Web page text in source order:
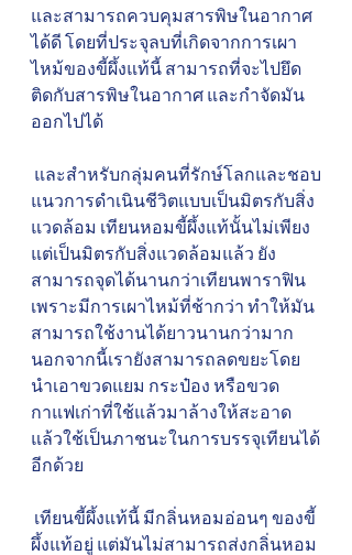
และสามารถควบคุมสารพิษในอากาศ
ได้ดี โดยที่ประจุลบที่เกิดจากการเผา
ไหม้ของขี้ผึ้งแท้นี้ สามารถที่จะไปยึด
ติดกับสารพิษในอากาศ และกำจัดมัน
ออกไปได้
แนวการดำเนินชีวิตแบบเป็นมิตรกับสิ่ง
แวดล้อม เทียนหอมขี้ผึ้งแท้นั้นไม่เพียง
แต่เป็นมิตรกับสิ่งแวดล้อมแล้ว ยัง
สามารถจุดได้นานกว่าเทียนพาราฟิน
เพราะมีการเผาไหม้ที่ช้ากว่า ทำให้มัน
สามารถใช้งานได้ยาวนานกว่ามาก
นอกจากนี้เรายังสามารถลดขยะโดย
นำเอาขวดแยม กระป๋อง หรือขวด
กาแฟเก่าที่ใช้แล้วมาล้างให้สะอาด
แล้วใช้เป็นภาชนะในการบรรจุเทียนได้
อีกด้วย
ผึ้งแท้อยู่ แต่มันไม่สามารถส่งกลิ่นหอม